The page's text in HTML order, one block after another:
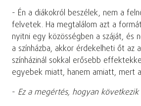
- Én a diákokról beszélek, nem a
felvetek. Ha megtalálom azt a
nyitni egy közösségben a száját, és
a színházba, akkor érdekelheti őt az
színházinál sokkal erősebb
egyebek miatt, hanem amiatt, mert
- Ez a megértés, hogyan következik